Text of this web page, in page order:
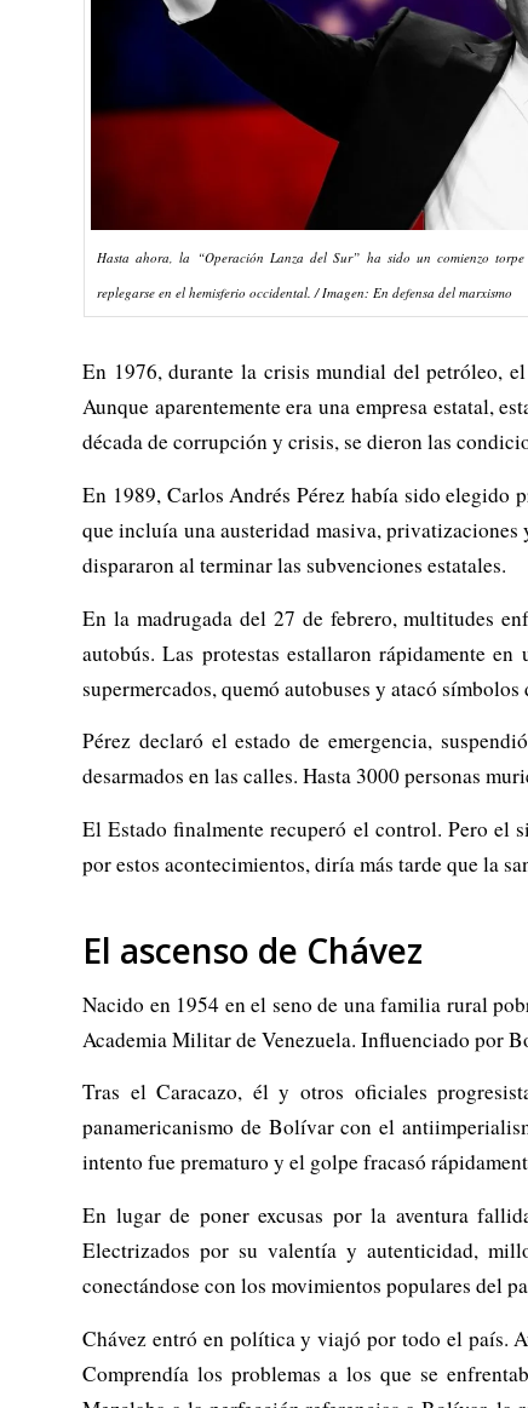
Hasta ahora, la “Operación Lanza del Sur” ha sido un comienzo
replegarse en el hemisferio occidental. / Imagen: En defensa del marxismo
En 1976, durante la crisis mundial del petróleo,
Aunque aparentemente era una empresa estatal,
década de corrupción y crisis, se dieron las
En 1989, Carlos Andrés Pérez había sido elegido
que incluía una austeridad masiva,
dispararon al terminar las subvenciones estatales.
En la madrugada del 27 de febrero, multitudes
autobús. Las protestas estallaron rápidamente
supermercados, quemó autobuses y atacó
Pérez declaró el estado de emergencia,
desarmados en las calles. Hasta 3000 personas
El Estado finalmente recuperó el control. Pero el
por estos acontecimientos, diría más tarde que la
El ascenso de Chávez
Nacido en 1954 en el seno de una familia rural
Academia Militar de Venezuela. Influenciado por
Tras el Caracazo, él y otros oficiales
panamericanismo de Bolívar con el
intento fue prematuro y el golpe fracasó
En lugar de poner excusas por la aventura
Electrizados por su valentía y autenticidad,
conectándose con los movimientos populares del
Chávez entró en política y viajó por todo el país.
Comprendía los problemas a los que se